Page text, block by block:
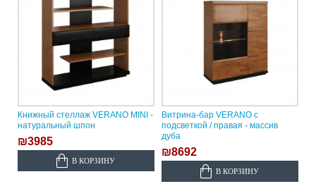
Книжный стеллаж VERANO MINI -
натуральный шпон
₪3985
В КОРЗИНУ
Витрина-бар VERANO с
подсветкой / правая - массив
дуба
₪8692
В КОРЗИНУ